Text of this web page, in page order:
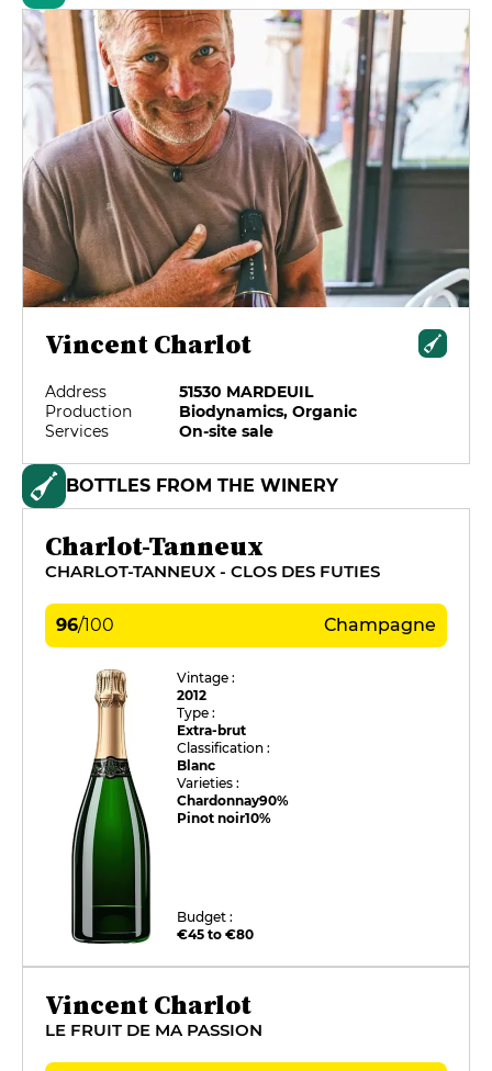
Vincent Charlot
Address
51530 MARDEUIL
Production
Biodynamics, Organic
Services
On-site sale
BOTTLES FROM THE WINERY
Charlot-Tanneux
CHARLOT-TANNEUX - CLOS DES FUTIES
96/100 Champagne
Vintage :
2012
Type :
Extra-brut
Classification :
Blanc
Varieties :
Chardonnay90%
Pinot noir10%
Budget :
€45 to €80
Vincent Charlot
LE FRUIT DE MA PASSION